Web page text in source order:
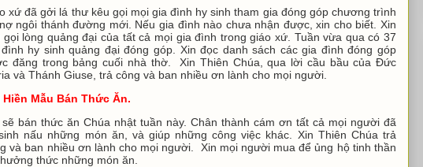
xứ đã gởi lá thư kêu gọi mọi gia đình hy sinh tham gia đóng góp chương trình
ngôi thánh đường mới. Nếu gia đình nào chưa nhận được, xin cho biết. Xin
gọi lòng quảng đại của tất cả mọi gia đình trong giáo xứ. Tuần vừa qua có 37
hy sinh quảng đại đóng góp. Xin đọc danh sách các gia đình đóng góp
đăng trong bảng cuối nhà thờ. Xin Thiên Chúa, qua lời cầu bầu của Đức
và Thánh Giuse, trả công và ban nhiều ơn lành cho mọi người.
Hiền Mẫu Bán Thức Ăn.
sẽ bán thức ăn Chúa nhật tuần này. Chân thành cám ơn tất cả mọi người đã
nấu những món ăn, và giúp những công việc khác. Xin Thiên Chúa trả
và ban nhiều ơn lành cho mọi người. Xin mọi người mua để ủng hộ tinh thần
thức những món ăn.